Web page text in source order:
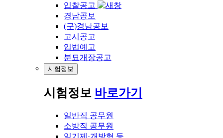
입찰공고
경남공보
(구)경남공보
고시공고
입법예고
분묘개장공고
시험정보
시험정보 바로가기
일반직 공무원
소방직 공무원